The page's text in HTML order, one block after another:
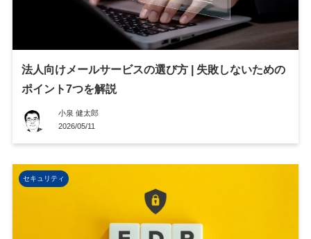
法人向けメールサービスの選び方 | 失敗しないための
ポイント7つを解説
小泉 健太郎
2026/05/11
セキュリティ